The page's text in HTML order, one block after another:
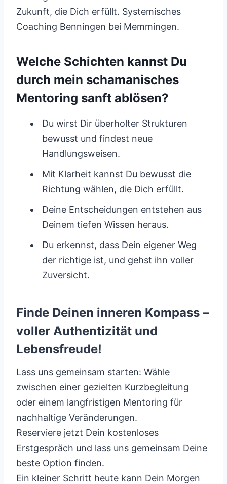
Zukunft, die Dich erfüllt. Systemisches
Coaching Benningen bei Memmingen.
Welche Schichten kannst Du
durch mein schamanisches
Mentoring sanft ablösen?
Du wirst Dir überholter Strukturen
bewusst und findest neue
Handlungsweisen.
Mit Klarheit kannst Du bewusst die
Richtung wählen, die Dich erfüllt.
Deine Entscheidungen entstehen aus
Deinem tiefen Wissen heraus.
Du erkennst, dass Dein eigener Weg
der richtige ist, und gehst ihn voller
Zuversicht.
Finde Deinen inneren Kompass –
voller Authentizität und
Lebensfreude!
Lass uns gemeinsam starten: Wähle
zwischen einer gezielten Kurzbegleitung
oder einem langfristigen Mentoring für
nachhaltige Veränderungen.
Reserviere jetzt Dein kostenloses
Erstgespräch und lass uns gemeinsam Deine
beste Option finden.
Ein kleiner Schritt heute kann Dein Morgen